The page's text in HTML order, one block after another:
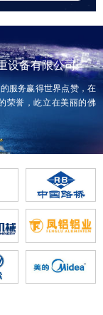
设备有限公司
服务赢得世界点赞，在
荣誉，屹立在美丽的佛